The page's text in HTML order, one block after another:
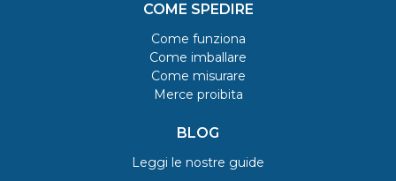
COME SPEDIRE
Come funziona
Come imballare
Come misurare
Merce proibita
BLOG
Leggi le nostre guide